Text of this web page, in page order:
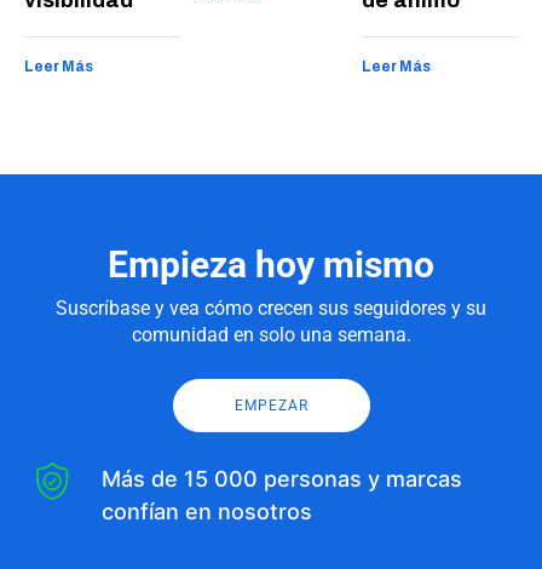
Leer Más Leer Más
Empieza hoy mismo
Suscríbase y vea cómo crecen sus seguidores y su
comunidad en solo una semana.
EMPEZAR
Más de 15 000 personas y marcas
confían en nosotros